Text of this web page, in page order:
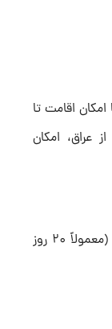
عراق، امکان
ویزای اربعین: محدود به ایام محرم و صفر (معمولاً ۲۰ روز